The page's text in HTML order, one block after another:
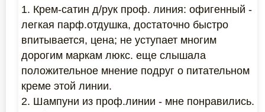
1. Крем-сатин д/рук проф. линия: офигенный -
легкая парф.отдушка, достаточно быстро
впитывается, цена; не уступает многим
дорогим маркам люкс. еще слышала
положительное мнение подруг о питательном
креме этой линии.
2. Шампуни из проф.линии - мне понравились.